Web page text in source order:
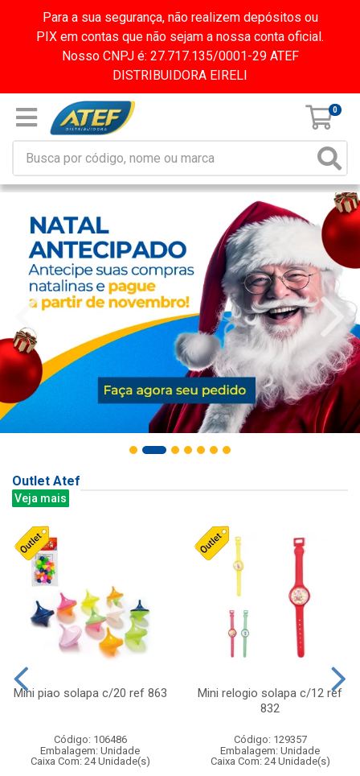
Para a sua segurança, não realizem depósitos ou
PIX em contas que não sejam a nossa conta oficial.
Nosso CNPJ é: 27.717.135/0001-29 ATEF
DISTRIBUIDORA EIRELI
0
Outlet Atef
Veja mais
Mini piao solapa c/20 ref 863
Código: 106486
Embalagem: Unidade
Caixa Com: 24 Unidade(s)
Mini relogio solapa c/12 ref
832
Código: 129357
Embalagem: Unidade
Caixa Com: 24 Unidade(s)